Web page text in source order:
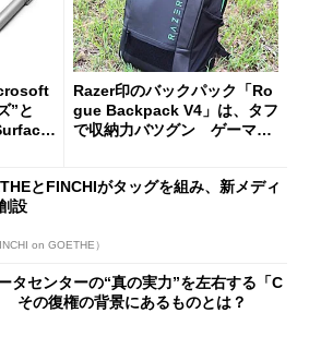
”と
Razer印のバックパック「Ro
gue Backpack V4」は、タフ
で収納力バツグン ゲーマー
とFINCHIがタッグを組み、新メディ
設
on GOETHE）
タセンターの“真の実力”を左右する「C
その復権の背景にあるものとは？